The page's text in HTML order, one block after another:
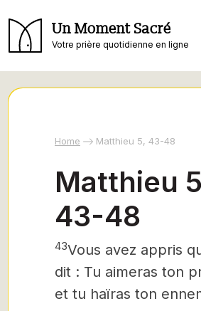
Un Moment Sacré
Votre prière quotidienne en ligne
Home Matthieu 5, 43-48
Matthieu
43-48
43Vous avez appris
dit : Tu aimeras ton
et tu haïras ton